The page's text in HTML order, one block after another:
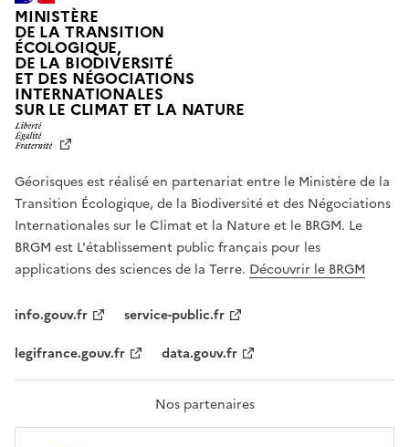
MINISTÈRE
DE LA TRANSITION
ÉCOLOGIQUE,
DE LA BIODIVERSITÉ
ET DES NÉGOCIATIONS
INTERNATIONALES
SUR LE CLIMAT ET LA NATUREL
T
É
,
É
G
A
L
F
A
T
R
Géorisques est réalisé en partenariat entre le Ministère de la
Transition Écologique, de la Biodiversité et des Négociations
Internationales sur le Climat et la Nature et le BRGM. Le
BRGM est L'établissement public français pour les
applications des sciences de la Terre. Découvrir le BRGM
info.gouv.fr
service-public.fr
legifrance.gouv.fr
data.gouv.fr
Nos partenaires